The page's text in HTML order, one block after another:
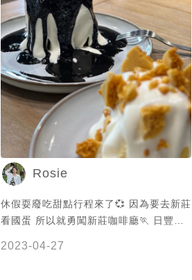
推！ 蛋糕體茶香很重 不是香精化學的味
道 搭配淋醬口感更好 旁邊是焦糖醬 大推
💯 可惜沒有吃到巧克力 被預訂完了 大家
記得預定喔～～ / 🔵內用低消一杯飲品 🔵
有候位時用餐時間1小時 / ♟地址：新北
市新莊區中華路二段33號 ♟時間：13:00
～19:00（周二公休） ♟️店家IG：
@rihfengco #台北新開幕 #台北甜點 #台
北下午茶 #台北咖啡廳 #台北咖啡店 #新
莊美食 #新莊咖啡廳 #新北美食 #新北咖
啡廳 #新北甜點 #taipei #taipeicafe #晨
軒吃新北
Rosie
休假耍廢吃甜點行程來了💞 因為要去新莊
看國蛋 所以就勇闖新莊咖啡廳🏃 日豐企
2023-04-27